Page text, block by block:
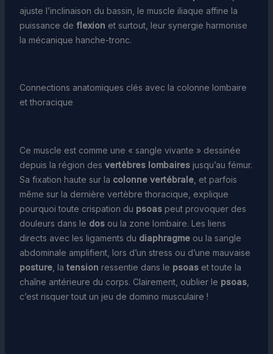
ajuste l’inclinaison du bassin, le muscle iliaque affine la
puissance de flexion et surtout, leur synergie harmonise
la mécanique hanche-tronc.
Connections anatomiques clés avec la colonne lombaire
et thoracique
Ce muscle est comme une « sangle vivante » dessinée
depuis la région des vertèbres lombairesjusqu’au fémur.
Sa fixation haute sur la colonne vertébrale, et parfois
même sur la dernière vertèbre thoracique, explique
pourquoi toute crispation du psoaspeut provoquer des
douleurs dans le dosou la zone lombaire. Les liens
directs avec les ligaments du diaphragmeou la sangle
abdominale amplifient, lors d’un stress ou d’une mauvaise
posture, la tension ressentie dans le psoaset toute la
chaîne antérieure du corps. Clairement, oublier le psoas,
c’est risquer tout un jeu de domino musculaire !